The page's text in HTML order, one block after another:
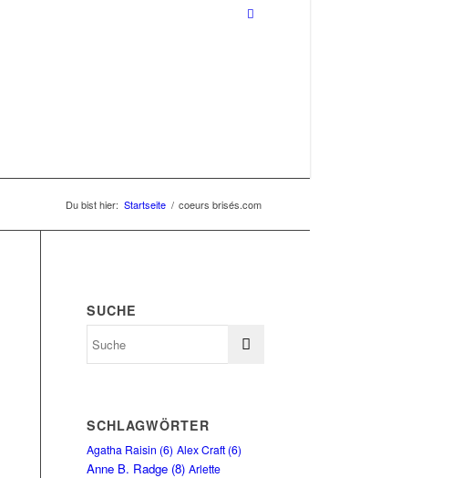
Du bist hier: Startseite / coeurs brisés.com
SUCHE
SCHLAGWÖRTER
Agatha Raisin (6) Alex Craft (6)
Anne B. Radge (8) Arlette